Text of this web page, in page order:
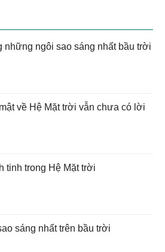
những ngôi sao sáng nhất bầu trời
về Hệ Mặt trời vẫn chưa có lời
tinh trong Hệ Mặt trời
sáng nhất trên bầu trời